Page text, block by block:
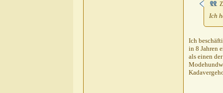
Ich
Ich
in 8 Jahren
als einen